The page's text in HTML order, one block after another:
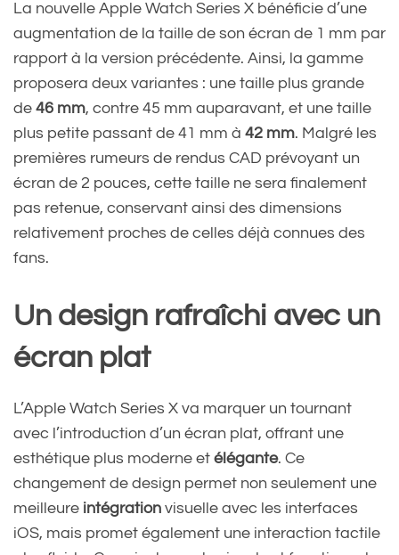
La nouvelle Apple Watch Series X bénéficie d’une
augmentation de la taille de son écran de 1 mm par
rapport à la version précédente. Ainsi, la gamme
proposera deux variantes : une taille plus grande
de 46 mm, contre 45 mm auparavant, et une taille
plus petite passant de 41 mm à 42 mm. Malgré les
premières rumeurs de rendus CAD prévoyant un
écran de 2 pouces, cette taille ne sera finalement
pas retenue, conservant ainsi des dimensions
relativement proches de celles déjà connues des
fans.
Un design rafraîchi avec un
écran plat
L’Apple Watch Series X va marquer un tournant
avec l’introduction d’un écran plat, offrant une
esthétique plus moderne et élégante. Ce
changement de design permet non seulement une
meilleure intégration visuelle avec les interfaces
iOS, mais promet également une interaction tactile